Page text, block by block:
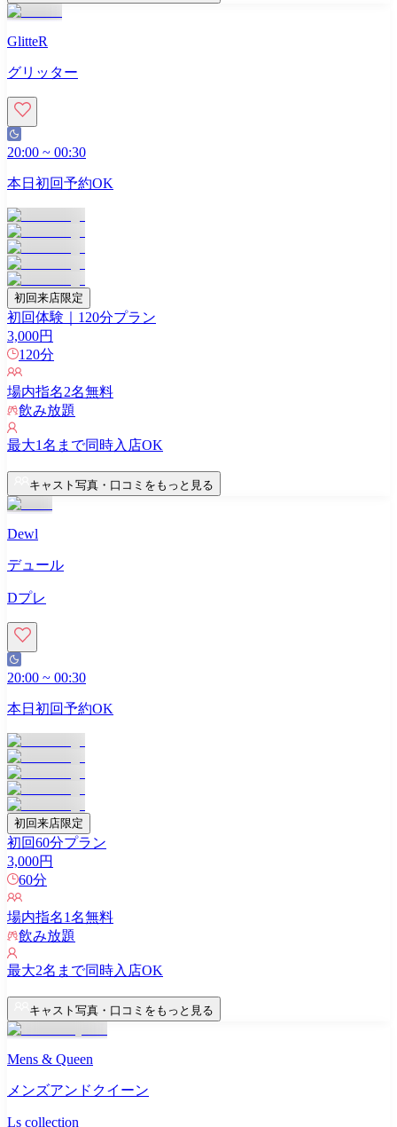
GlitteR
グリッター
20:00 ~ 00:30
本日初回予約OK
初回来店限定
初回体験｜120分プラン
3,000円
120分
場内指名2名無料
飲み放題
最大1名まで同時入店OK
キャスト写真・口コミをもっと見る
Dewl
デュール
Dプレ
20:00 ~ 00:30
本日初回予約OK
初回来店限定
初回60分プラン
3,000円
60分
場内指名1名無料
飲み放題
最大2名まで同時入店OK
キャスト写真・口コミをもっと見る
Mens & Queen
メンズアンドクイーン
Ls collection